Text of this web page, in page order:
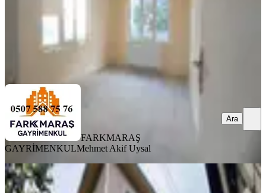
FARKMARAŞ GAYRİMENKUL Mehmet Akif Uysal
FARKMARAŞ
GAYRİMENKULMehmet Akif Uysal
Ara
KOMBİLİ
Çetin Gayrimenkul'den